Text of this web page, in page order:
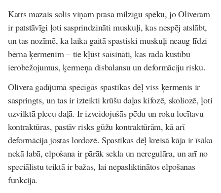
Katrs mazais solis viņam prasa milzīgu spēku, jo Oliveram
ir patstāvīgi ļoti sasprindzināti muskuļi, kas nespēj atslābt,
un tas nozīmē, ka laika gaitā spastiski muskuļi neaug līdzi
bērna ķermenim – tie kļūst saīsināti, kas rada kustību
ierobežojumus, ķermeņa disbalansu un deformāciju risku.
Olivera gadījumā spēcīgās spastikas dēļ viss ķermenis ir
saspringts, un tas ir izteikti krūšu daļas kifozē, skoliozē, ļoti
uzvilktā plecu daļā. Ir izveidojušās pēdu un roku locītavu
kontraktūras, pastāv risks gūžu kontraktūrām, kā arī
deformācija jostas lordozē. Spastikas dēļ kreisā kāja ir īsāka
nekā labā, elpošana ir pārāk sekla un neregulāra, un arī no
speciālistu teiktā ir bažas, lai nepasliktinātos elpošanas
funkcija.